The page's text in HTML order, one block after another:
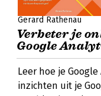
Gerard Rathenau
Verbeter je
Google
Leer hoe je
inzichten uit je